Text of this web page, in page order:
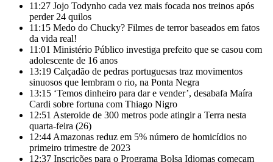
11:27 Jojo Todynho cada vez mais focada nos treinos após
perder 24 quilos
11:15 Medo do Chucky? Filmes de terror baseados em fatos
da vida real!
11:01 Ministério Público investiga prefeito que se casou com
adolescente de 16 anos
13:19 Calçadão de pedras portuguesas traz movimentos
sinuosos que lembram o rio, na Ponta Negra
13:15 ‘Temos dinheiro para dar e vender’, desabafa Maíra
Cardi sobre fortuna com Thiago Nigro
12:51 Asteroide de 300 metros pode atingir a Terra nesta
quarta-feira (26)
12:44 Amazonas reduz em 5% número de homicídios no
primeiro trimestre de 2023
12:37 Inscrições para o Programa Bolsa Idiomas começam